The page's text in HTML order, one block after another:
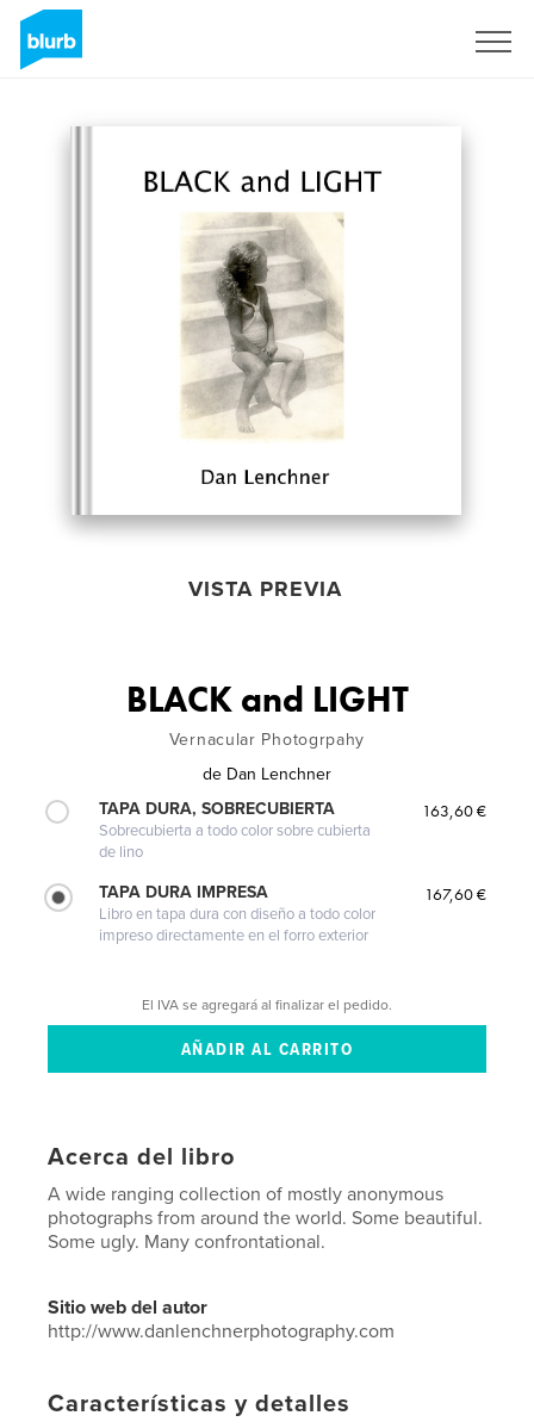
VISTA PREVIA
BLACK and LIGHT
Vernacular Photogrpahy
de Dan Lenchner
TAPA DURA, SOBRECUBIERTA
Sobrecubierta a todo color sobre cubierta
de lino
163,60 €
TAPA DURA IMPRESA
Libro en tapa dura con diseño a todo color
impreso directamente en el forro exterior
167,60 €
El IVA se agregará al finalizar el pedido.
Acerca del libro
A wide ranging collection of mostly anonymous
photographs from around the world. Some beautiful.
Some ugly. Many confrontational.
Sitio web del autor
http://www.danlenchnerphotography.com
Características y detalles